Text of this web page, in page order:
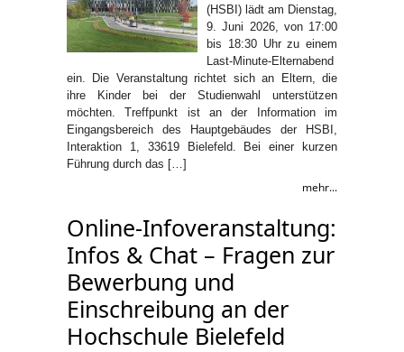
(HSBI) lädt am Dienstag,
9. Juni 2026, von 17:00
bis 18:30 Uhr zu einem
Last-Minute-Elternabend
ein. Die Veranstaltung richtet sich an Eltern, die
ihre Kinder bei der Studienwahl unterstützen
möchten. Treffpunkt ist an der Information im
Eingangsbereich des Hauptgebäudes der HSBI,
Interaktion 1, 33619 Bielefeld. Bei einer kurzen
Führung durch das […]
mehr...
Online-Infoveranstaltung:
Infos & Chat – Fragen zur
Bewerbung und
Einschreibung an der
Hochschule Bielefeld